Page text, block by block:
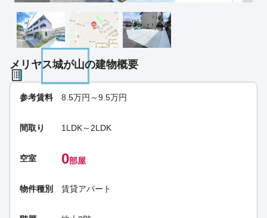
メリヤス城が山の建物概要
参考賃料 8.5万円～9.5万円
間取り 1LDK～2LDK
空室 0部屋
物件種別 賃貸アパート